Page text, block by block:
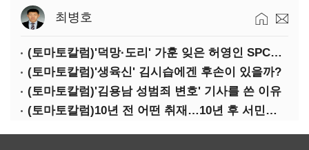
최병호
(토마토칼럼)'덕망·도리' 가훈 잊은 허영인 SPC그룹 회장
(토마토칼럼)'생육신' 김시습에겐 후손이 있을까?
(토마토칼럼)'김용남 성범죄 변호' 기사를 쓴 이유
(토마토칼럼)10년 전 어떤 취재…10년 후 서민석·박상용